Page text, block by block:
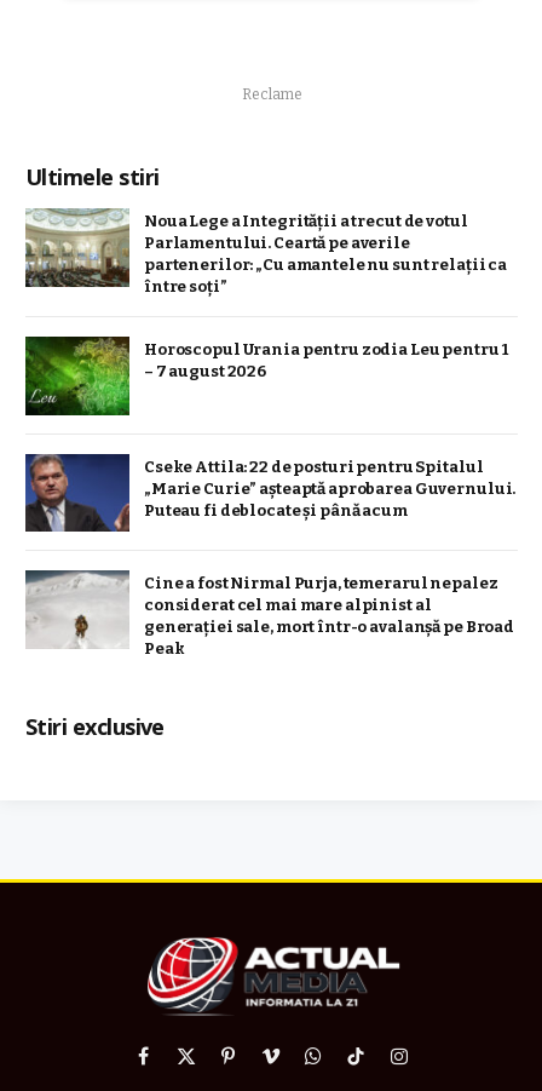
Reclame
Ultimele stiri
Noua Lege a Integrității a trecut de votul
Parlamentului. Ceartă pe averile
partenerilor: „Cu amantele nu sunt relații ca
între soți”
Horoscopul Urania pentru zodia Leu pentru 1
– 7 august 2026
Cseke Attila: 22 de posturi pentru Spitalul
„Marie Curie” așteaptă aprobarea Guvernului.
Puteau fi deblocate și până acum
Cine a fost Nirmal Purja, temerarul nepalez
considerat cel mai mare alpinist al
generației sale, mort într-o avalanșă pe Broad
Peak
Stiri exclusive
Facebook
X
PinterestVimeoWhatsApp
TikTokInstagram